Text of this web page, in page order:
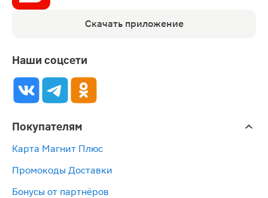
Скачать приложение
Наши соцсети
Покупателям
Карта Магнит Плюс
Промокоды Доставки
Бонусы от партнёров